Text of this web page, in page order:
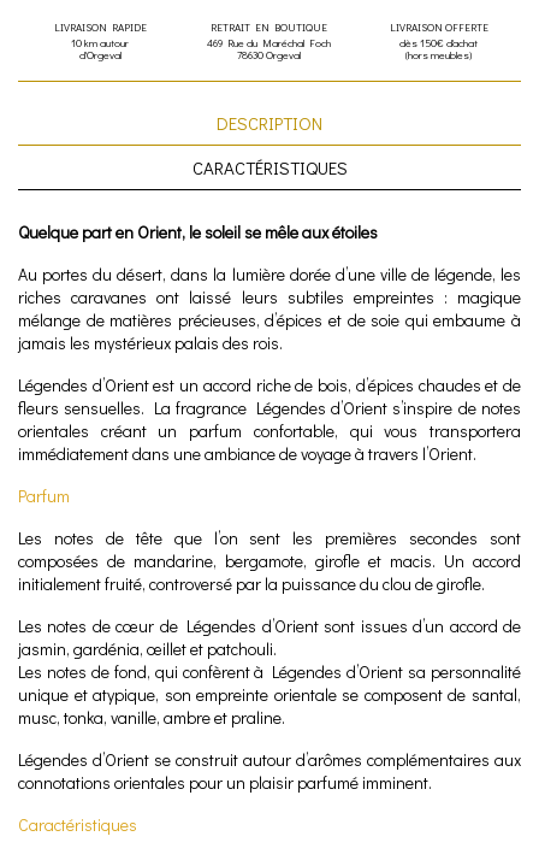
LIVRAISON RAPIDE
10 km autour
d'Orgeval
RETRAIT EN BOUTIQUE
469 Rue du Maréchal Foch
78630 Orgeval
LIVRAISON OFFERTE
dès 150€ d'achat
(hors meubles)
DESCRIPTION
CARACTÉRISTIQUES
Quelque part en Orient, le soleil se mêle aux étoiles
Au portes du désert, dans la lumière dorée d’une ville de légende, les
riches caravanes ont laissé leurs subtiles empreintes : magique
mélange de matières précieuses, d’épices et de soie qui embaume à
jamais les mystérieux palais des rois.
Légendes d’Orient est un accord riche de bois, d’épices chaudes et de
fleurs sensuelles. La fragrance Légendes d’Orient s’inspire de notes
orientales créant un parfum confortable, qui vous transportera
immédiatement dans une ambiance de voyage à travers l’Orient.
Parfum
Les notes de tête que l’on sent les premières secondes sont
composées de mandarine, bergamote, girofle et macis. Un accord
initialement fruité, controversé par la puissance du clou de girofle.
Les notes de cœur de Légendes d’Orient sont issues d’un accord de
jasmin, gardénia, œillet et patchouli.
Les notes de fond, qui confèrent à Légendes d’Orient sa personnalité
unique et atypique, son empreinte orientale se composent de santal,
musc, tonka, vanille, ambre et praline.
Légendes d’Orient se construit autour d’arômes complémentaires aux
connotations orientales pour un plaisir parfumé imminent.
Caractéristiques